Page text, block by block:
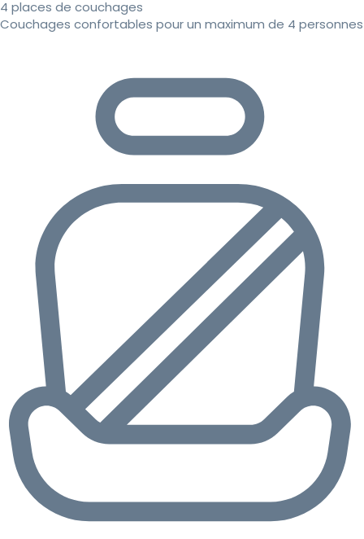
4 places de couchages
Couchages confortables pour un maximum de 4 personnes